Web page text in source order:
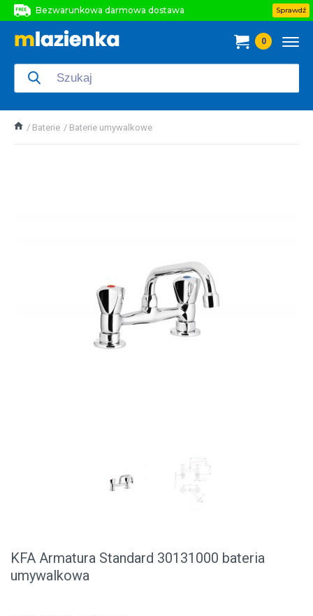
Bezwarunkowa darmowa dostawa
Bezwarunkowa darmowa dostawa
Sprawdź
0
Baterie Baterie umywalkowe
KFA Armatura Standard 30131000 bateria
umywalkowa